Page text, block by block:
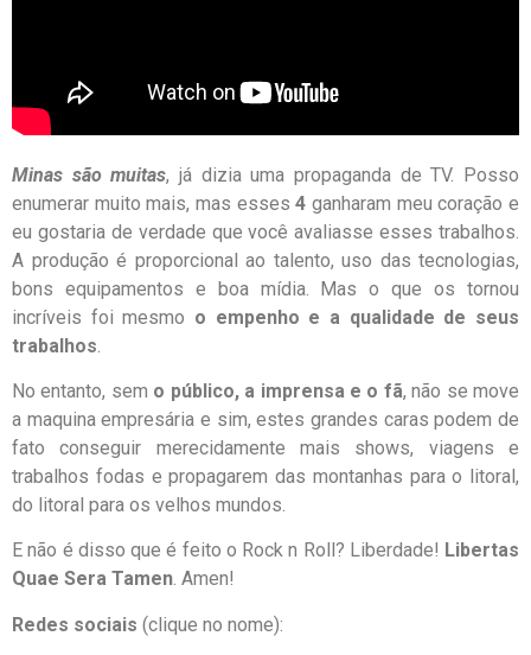
Minas são muitas, já dizia uma propaganda de TV. Posso
enumerar muito mais, mas esses4 ganharam meu coração e
eu gostaria de verdade que você avaliasse esses trabalhos.
A produção é proporcional ao talento, uso das tecnologias,
bons equipamentos e boa mídia. Mas o que os tornou
incríveis foi mesmo o empenho e a qualidade de seus
trabalhos
No entanto, sem o público, a imprensa e o fã, não se move
a maquina empresária e sim, estes grandes caras podem de
fato conseguir merecidamente mais shows, viagens e
trabalhos fodas e propagarem das montanhas para o litoral,
do litoral para os velhos mundos.
E não é disso que é feito o Rock n Roll? Liberdade! Libertas
Quae Sera Tamen. Amen!
Redes sociais (clique no nome):